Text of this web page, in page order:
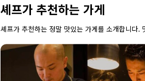
셰프가 추천하는 가게
셰프가 추천하는 정말 맛있는 가게를 소개합니다.